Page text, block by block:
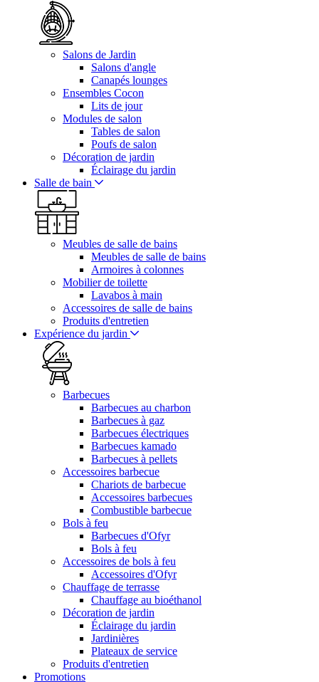
Salons de Jardin
Salons d'angle
Canapés lounges
Ensembles Cocon
Lits de jour
Modules de salon
Tables de salon
Poufs de salon
Décoration de jardin
Éclairage du jardin
Salle de bain
Meubles de salle de bains
Meubles de salle de bains
Armoires à colonnes
Mobilier de toilette
Lavabos à main
Accessoires de salle de bains
Produits d'entretien
Expérience du jardin
Barbecues
Barbecues au charbon
Barbecues à gaz
Barbecues électriques
Barbecues kamado
Barbecues à pellets
Accessoires barbecue
Chariots de barbecue
Accessoires barbecues
Combustible barbecue
Bols à feu
Barbecues d'Ofyr
Bols à feu
Accessoires de bols à feu
Accessoires d'Ofyr
Chauffage de terrasse
Chauffage au bioéthanol
Décoration de jardin
Éclairage du jardin
Jardinières
Plateaux de service
Produits d'entretien
Promotions